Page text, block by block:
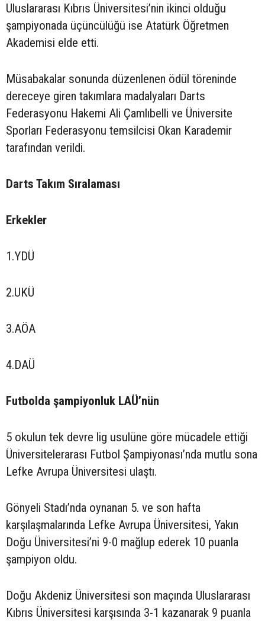
Uluslararası Kıbrıs Üniversitesi’nin ikinci olduğu
şampiyonada üçüncülüğü ise Atatürk Öğretmen
Akademisi elde etti.
Müsabakalar sonunda düzenlenen ödül töreninde
dereceye giren takımlara madalyaları Darts
Federasyonu Hakemi Ali Çamlıbelli ve Üniversite
Sporları Federasyonu temsilcisi Okan Karademir
tarafından verildi.
Darts Takım Sıralaması
Erkekler
1.YDÜ
2.UKÜ
3.AÖA
4.DAÜ
Futbolda şampiyonluk LAÜ’nün
5 okulun tek devre lig usulüne göre mücadele ettiği
Üniversitelerarası Futbol Şampiyonası’nda mutlu sona
Lefke Avrupa Üniversitesi ulaştı.
Gönyeli Stadı’nda oynanan 5. ve son hafta
karşılaşmalarında Lefke Avrupa Üniversitesi, Yakın
Doğu Üniversitesi’ni 9-0 mağlup ederek 10 puanla
şampiyon oldu.
Doğu Akdeniz Üniversitesi son maçında Uluslararası
Kıbrıs Üniversitesi karşısında 3-1 kazanarak 9 puanla